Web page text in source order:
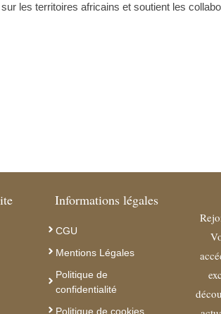
les territoires africains et soutient les
Informations légales
CGU
Mentions Légales
Politique de
confidentialité
Politique de cookies